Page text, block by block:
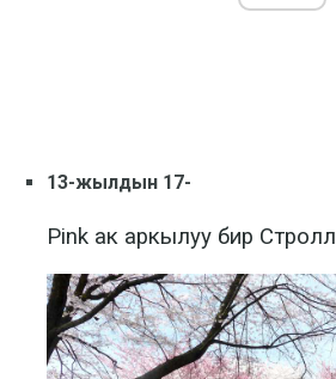
13-жылдын 17-
Pink ак аркылуу бир Стролл